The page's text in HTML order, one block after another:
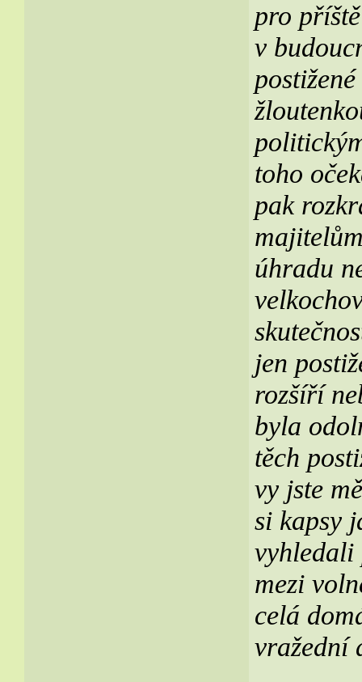
pro
v
toho
pak
úhradu
jen
rozšíří
byla
těch
vy jste
si kapsy
mezi
celá
vražední